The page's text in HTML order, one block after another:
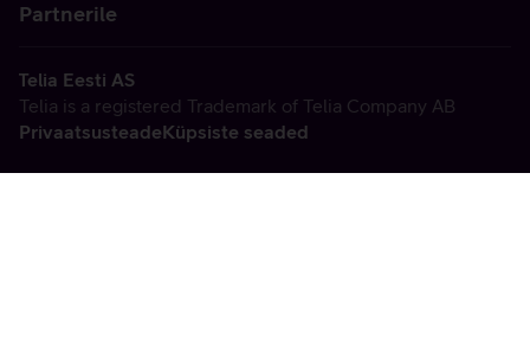
Partnerile
Telia Eesti AS
Telia is a registered Trademark of Telia Company AB
PrivaatsusteadeKüpsiste seaded